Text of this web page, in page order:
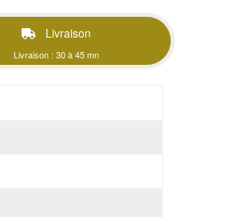
Livraison
Livraison : 30 à 45 mn